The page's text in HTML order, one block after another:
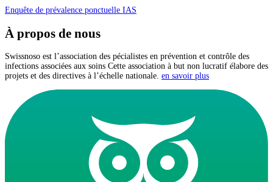
Enquête de prévalence ponctuelle IAS
À propos de nous
Swissnoso est l’association des pécialistes en prévention et contrôle des
infections associées aux soins Cette association à but non lucratif élabore des
projets et des directives à l’échelle nationale. en savoir plus